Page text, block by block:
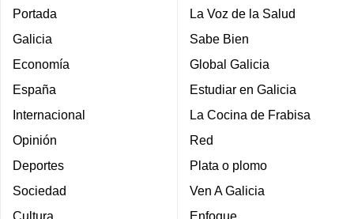
Portada
Galicia
Economía
España
Internacional
Opinión
Deportes
Sociedad
La Voz de la Salud
Sabe Bien
Global Galicia
Estudiar en Galicia
La Cocina de Frabisa
Red
Plata o plomo
Ven A Galicia